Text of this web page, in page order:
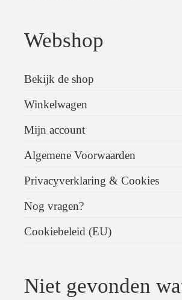
Webshop
Bekijk de shop
Winkelwagen
Mijn account
Algemene Voorwaarden
Privacyverklaring & Cookies
Nog vragen?
Cookiebeleid (EU)
Niet gevonden